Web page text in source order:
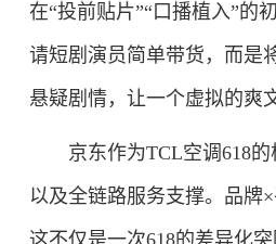
在“投前贴片”“口播植入”的
请短剧演员简单带货，而是
悬疑剧情，让一个虚拟的爽
京东作为TCL空调618的
以及全链路服务支撑。品
这不仅是一次618的差异化